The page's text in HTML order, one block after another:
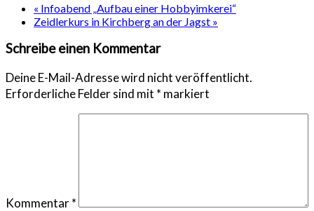
« Infoabend „Aufbau einer Hobbyimkerei“
Zeidlerkurs in Kirchberg an der Jagst »
Schreibe einen Kommentar
Deine E-Mail-Adresse wird nicht veröffentlicht.
Erforderliche Felder sind mit * markiert
Kommentar*